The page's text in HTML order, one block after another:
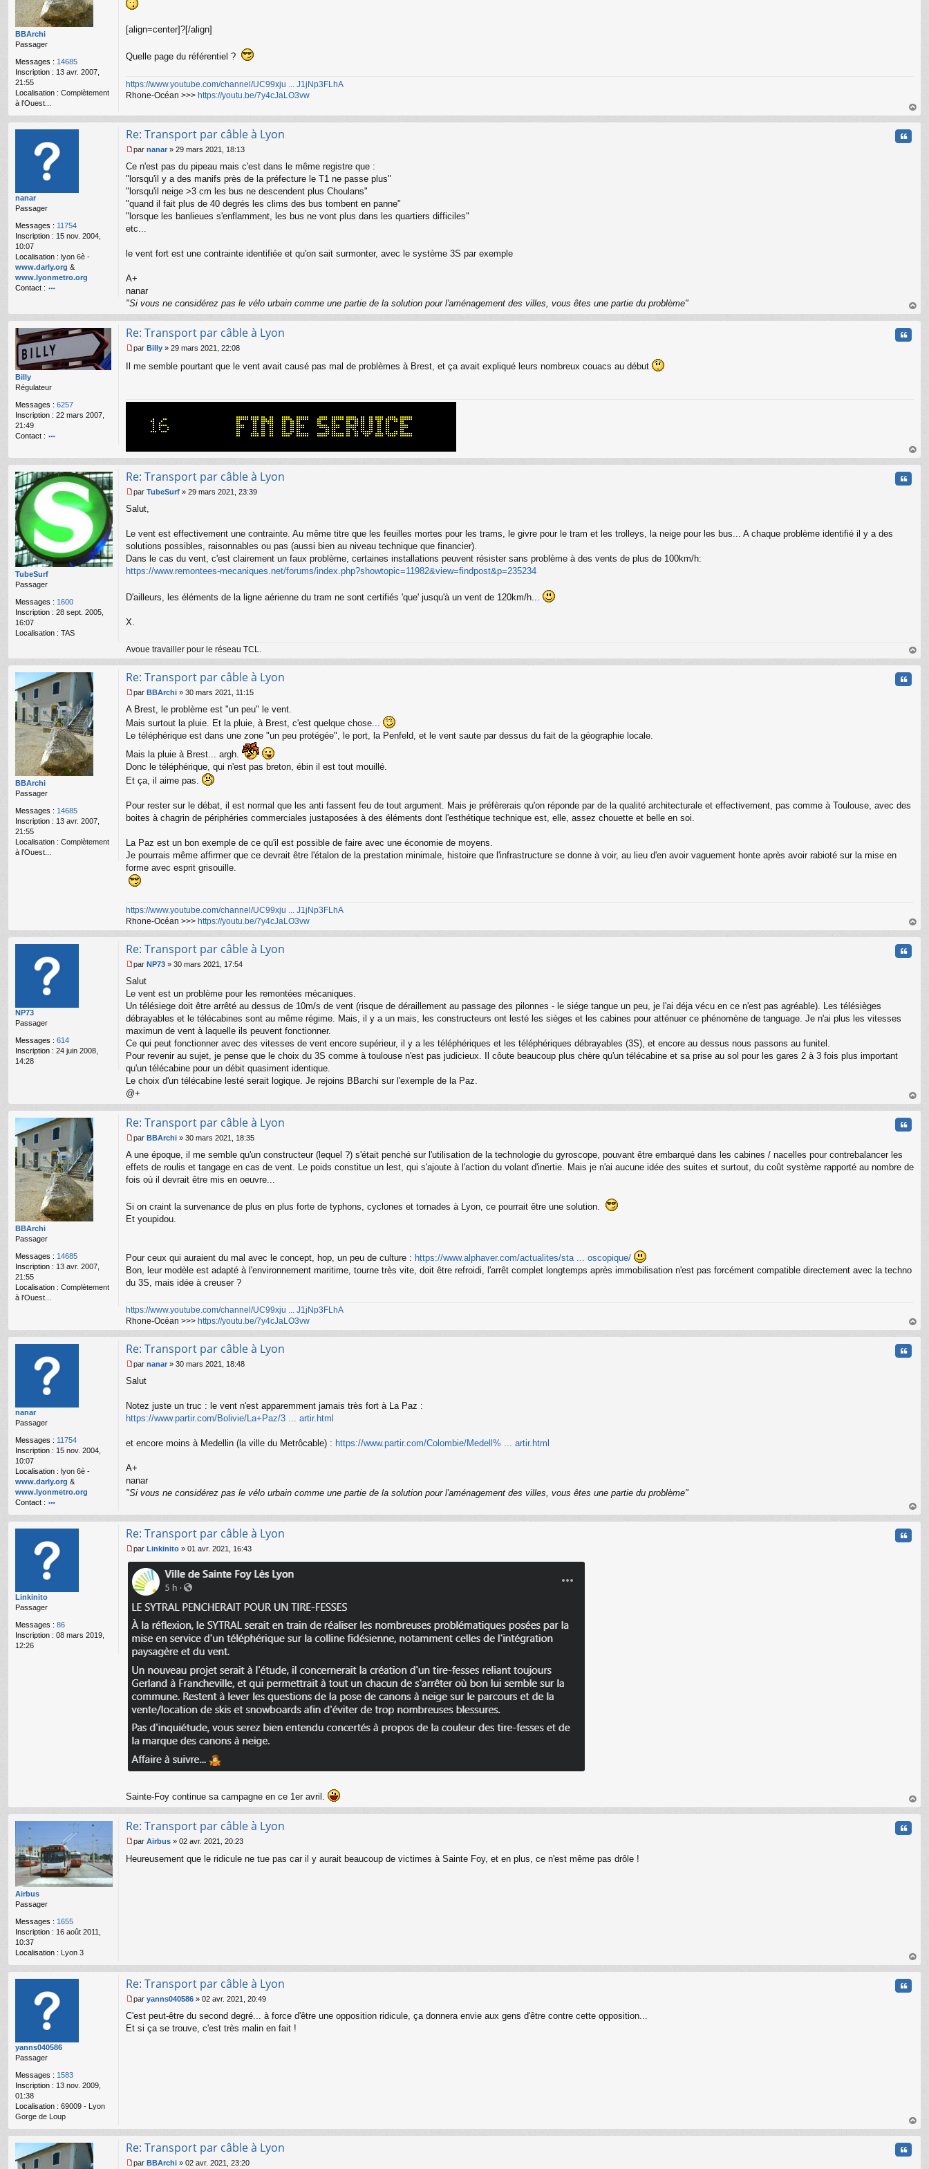
BBArchi
Passager
Messages : 14685
Inscription : 13 avr. 2007,
21:55
Localisation : Complètement
à l'Ouest...
g
o
l
[align=center]?[/align]
Quelle page du référentiel ?
https://www.youtube.com/channel/UC99xju ... J1jNp3FLhA
Rhone-Océan >>> https://youtu.be/7y4cJaLO3vw
au
nanar
Passager
Messages : 11754
Inscription : 15 nov. 2004,
10:07
Localisation : lyon 6è -
www.darly.org &
www.lyonmetro.org
Contact :
ac
te
r
n
a
n
Re: Transport par câble à Lyon
e
s
s
g
e
n
n
par nanar » 29 mars 2021, 18:13
Ce n'est pas du pipeau mais c'est dans le même registre que :
"lorsqu'il y a des manifs près de la préfecture le T1 ne passe plus"
"lorsqu'il neige >3 cm les bus ne descendent plus Choulans"
"quand il fait plus de 40 degrés les clims des bus tombent en panne"
"lorsque les banlieues s'enflamment, les bus ne vont plus dans les quartiers difficiles"
etc...
le vent fort est une contrainte identifiée et qu'on sait surmonter, avec le système 3S par exemple
A+
nanar
"Si vous ne considérez pas le vélo urbain comme une partie de la solution pour l'aménagement des villes, vous êtes une partie du problème"
au
Billy
Régulateur
Messages : 6257
Inscription : 22 mars 2007,
21:49
Contact :
nt
te
Bi
Re: Transport par câble à Lyon
e
l
par Billy » 29 mars 2021, 22:08
Il me semble pourtant que le vent avait causé pas mal de problèmes à Brest, et ça avait expliqué leurs nombreux couacs au début
au
TubeSurf
Passager
Messages : 1600
Inscription : 28 sept. 2005,
16:07
Localisation : TAS
Re: Transport par câble à Lyon
e
s
a
g
e
n
l
par TubeSurf » 29 mars 2021, 23:39
Salut,
Le vent est effectivement une contrainte. Au même titre que les feuilles mortes pour les trams, le givre pour le tram et les trolleys, la neige pour les bus... A chaque problème identifié il y a des
solutions possibles, raisonnables ou pas (aussi bien au niveau technique que financier).
Dans le cas du vent, c'est clairement un faux problème, certaines installations peuvent résister sans problème à des vents de plus de 100km/h:
https://www.remontees-mecaniques.net/forums/index.php?showtopic=11982&view=findpost&p=235234
D'ailleurs, les éléments de la ligne aérienne du tram ne sont certifiés 'que' jusqu'à un vent de 120km/h...
X.
Avoue travailler pour le réseau TCL.
au
BBArchi
Passager
Messages : 14685
Inscription : 13 avr. 2007,
21:55
Localisation : Complètement
à l'Ouest...
Re: Transport par câble à Lyon
e
s
a
g
n
o
l
u
par BBArchi » 30 mars 2021, 11:15
A Brest, le problème est "un peu" le vent.
Mais surtout la pluie. Et la pluie, à Brest, c'est quelque chose...
Le téléphérique est dans une zone "un peu protégée", le port, la Penfeld, et le vent saute par dessus du fait de la géographie locale.
Mais la pluie à Brest... argh.
Donc le téléphérique, qui n'est pas breton, ébin il est tout mouillé.
Et ça, il aime pas.
Pour rester sur le débat, il est normal que les anti fassent feu de tout argument. Mais je préfèrerais qu'on réponde par de la qualité architecturale et effectivement, pas comme à Toulouse, avec des
boites à chagrin de périphéries commerciales justaposées à des éléments dont l'esthétique technique est, elle, assez chouette et belle en soi.
La Paz est un bon exemple de ce qu'il est possible de faire avec une économie de moyens.
Je pourrais même affirmer que ce devrait être l'étalon de la prestation minimale, histoire que l'infrastructure se donne à voir, au lieu d'en avoir vaguement honte après avoir rabioté sur la mise en
forme avec esprit grisouille.
https://www.youtube.com/channel/UC99xju ... J1jNp3FLhA
Rhone-Océan >>> https://youtu.be/7y4cJaLO3vw
au
NP73
Passager
Messages : 614
Inscription : 24 juin 2008,
14:28
Re: Transport par câble à Lyon
e
s
s
a
g
e
n
o
n
u
par NP73 » 30 mars 2021, 17:54
Salut
Le vent est un problème pour les remontées mécaniques.
Un télésiege doit être arrêté au dessus de 10m/s de vent (risque de déraillement au passage des pilonnes - le siége tangue un peu, je l'ai déja vécu en ce n'est pas agréable). Les télésièges
débrayables et le télécabines sont au même régime. Mais, il y a un mais, les constructeurs ont lesté les sièges et les cabines pour atténuer ce phénomène de tanguage. Je n'ai plus les vitesses
maximun de vent à laquelle ils peuvent fonctionner.
Ce qui peut fonctionner avec des vitesses de vent encore supérieur, il y a les téléphériques et les téléphériques débrayables (3S), et encore au dessus nous passons au funitel.
Pour revenir au sujet, je pense que le choix du 3S comme à toulouse n'est pas judicieux. Il côute beaucoup plus chère qu'un télécabine et sa prise au sol pour les gares 2 à 3 fois plus important
qu'un télécabine pour un débit quasiment identique.
Le choix d'un télécabine lesté serait logique. Je rejoins BBarchi sur l'exemple de la Paz.
@+
au
BBArchi
Passager
Messages : 14685
Inscription : 13 avr. 2007,
21:55
Localisation : Complètement
à l'Ouest...
Re: Transport par câble à Lyon
e
s
s
e
n
u
par BBArchi » 30 mars 2021, 18:35
A une époque, il me semble qu'un constructeur (lequel ?) s'était penché sur l'utilisation de la technologie du gyroscope, pouvant être embarqué dans les cabines / nacelles pour contrebalancer les
effets de roulis et tangage en cas de vent. Le poids constitue un lest, qui s'ajoute à l'action du volant d'inertie. Mais je n'ai aucune idée des suites et surtout, du coût système rapporté au nombre de
fois où il devrait être mis en oeuvre...
Si on craint la survenance de plus en plus forte de typhons, cyclones et tornades à Lyon, ce pourrait être une solution.
Et youpidou.
Pour ceux qui auraient du mal avec le concept, hop, un peu de culture : https://www.alphaver.com/actualites/sta ... oscopique/
Bon, leur modèle est adapté à l'environnement maritime, tourne très vite, doit être refroidi, l'arrêt complet longtemps après immobilisation n'est pas forcément compatible directement avec la techno
du 3S, mais idée à creuser ?
https://www.youtube.com/channel/UC99xju ... J1jNp3FLhA
Rhone-Océan >>> https://youtu.be/7y4cJaLO3vw
au
nanar
Passager
Messages : 11754
Inscription : 15 nov. 2004,
10:07
Localisation : lyon 6è -
www.darly.org &
www.lyonmetro.org
Contact :
o
te
r
n
a
Re: Transport par câble à Lyon
e
s
g
n
n
u
par nanar » 30 mars 2021, 18:48
Salut
Notez juste un truc : le vent n'est apparemment jamais très fort à La Paz :
https://www.partir.com/Bolivie/La+Paz/3 ... artir.html
et encore moins à Medellin (la ville du Metrôcable) : https://www.partir.com/Colombie/Medell% ... artir.html
A+
nanar
"Si vous ne considérez pas le vélo urbain comme une partie de la solution pour l'aménagement des villes, vous êtes une partie du problème"
au
Linkinito
Passager
Messages : 86
Inscription : 08 mars 2019,
12:26
Re: Transport par câble à Lyon
s
s
e
n
o
n
l
u
par Linkinito » 01 avr. 2021, 16:43
Sainte-Foy continue sa campagne en ce 1er avril.
au
Airbus
Passager
Messages : 1655
Inscription : 16 août 2011,
10:37
Localisation : Lyon 3
Re: Transport par câble à Lyon
e
par Airbus » 02 avr. 2021, 20:23
Heureusement que le ridicule ne tue pas car il y aurait beaucoup de victimes à Sainte Foy, et en plus, ce n'est même pas drôle !
au
yanns040586
Passager
Messages : 1583
Inscription : 13 nov. 2009,
01:38
Localisation : 69009 - Lyon
Gorge de Loup
Re: Transport par câble à Lyon
e
s
par yanns040586 » 02 avr. 2021, 20:49
C'est peut-être du second degré... à force d'être une opposition ridicule, ça donnera envie aux gens d'être contre cette opposition...
Et si ça se trouve, c'est très malin en fait !
au
Re: Transport par câble à Lyon
par BBArchi » 02 avr. 2021, 23:20